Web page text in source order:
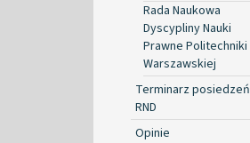
Rada Naukowa
Dyscypliny Nauki
Prawne Politechniki
Warszawskiej
Terminarz posiedzeń
RND
Opinie